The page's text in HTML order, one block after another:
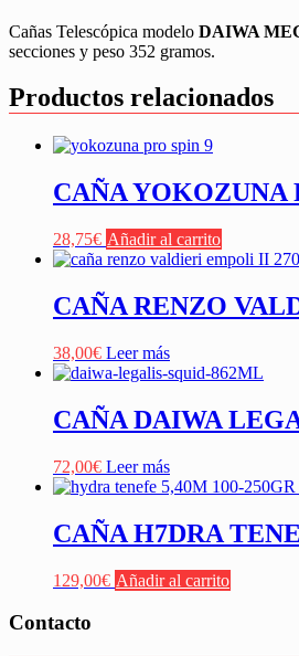
Cañas Telescópica modelo DAIWA
secciones y peso 352 gramos.
Productos relacionados
CAÑA YOKOZUNA
28,75€ Añadir al carrito
CAÑA RENZO
38,00€ Leer más
CAÑA DAIWA
72,00€ Leer más
CAÑA H7DRA
129,00€ Añadir al carrito
Contacto